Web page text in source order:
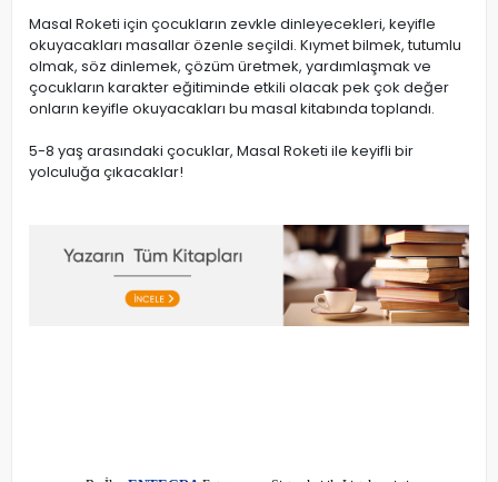
Masal Roketi için çocukların zevkle dinleyecekleri, keyifle
okuyacakları masallar özenle seçildi. Kıymet bilmek, tutumlu
olmak, söz dinlemek, çözüm üretmek, yardımlaşmak ve
çocukların karakter eğitiminde etkili olacak pek çok değer
onların keyifle okuyacakları bu masal kitabında toplandı.
5-8 yaş arasındaki çocuklar, Masal Roketi ile keyifli bir
yolculuğa çıkacaklar!